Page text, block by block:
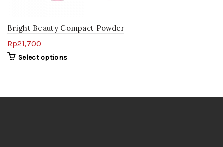
Bright Beauty Compact Powder
Rp21,700
Select options